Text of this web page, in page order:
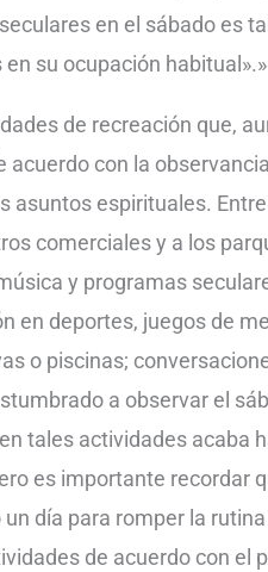
en el sábado es
su ocupación habitual».»
de recreación que,
acuerdo con la
asuntos espirituales.
comerciales y a los
y programas
en deportes, juegos de
o piscinas;
a observar el
tales actividades acaba
es importante recordar
día para romper la
de acuerdo con el